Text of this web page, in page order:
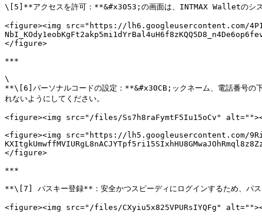
\[5]**アクセスを許可：**&#x3053;の画面は、INTMAX Walletのシス
<figure><img src="https://lh6.googleusercontent.com/
</figure>
***
\
**\[6]パーソナルコードの設定：**&#x30CB;ックネーム、電話番号の下
れないようにしてください。
<figure><img src="/files/Ss7h8raFymtF5Iu15oCv"
<figure><img src="https://lh5.googleusercontent.com/
</figure>
***
**\[7] パスキー登録**：安全かつスピーディにログインするため、パス
<figure><img src="/files/CXyiu5x825VPURsIYQFg"